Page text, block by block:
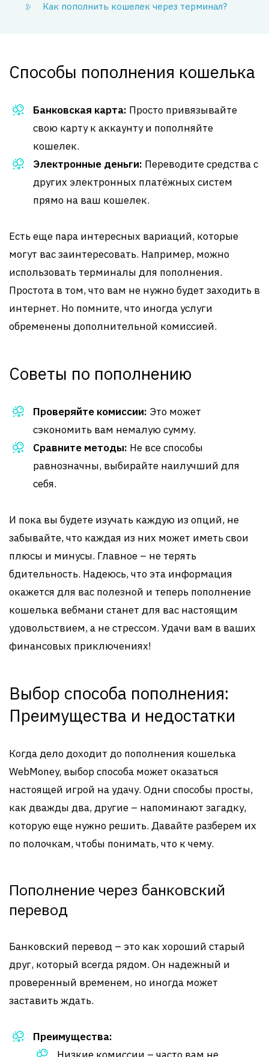
Как пополнить кошелек через терминал?
Способы пополнения кошелька
Банковская карта: Просто привязывайте
свою карту к аккаунту и пополняйте
кошелек.
Электронные деньги: Переводите средства с
других электронных платёжных систем
прямо на ваш кошелек.
Есть еще пара интересных вариаций, которые
могут вас заинтересовать. Например, можно
использовать терминалы для пополнения.
Простота в том, что вам не нужно будет заходить в
интернет. Но помните, что иногда услуги
обременены дополнительной комиссией.
Советы по пополнению
Проверяйте комиссии: Это может
сэкономить вам немалую сумму.
Сравните методы: Не все способы
равнозначны, выбирайте наилучший для
себя.
И пока вы будете изучать каждую из опций, не
забывайте, что каждая из них может иметь свои
плюсы и минусы. Главное – не терять
бдительность. Надеюсь, что эта информация
окажется для вас полезной и теперь пополнение
кошелька вебмани станет для вас настоящим
удовольствием, а не стрессом. Удачи вам в ваших
финансовых приключениях!
Выбор способа пополнения:
Преимущества и недостатки
Когда дело доходит до пополнения кошелька
WebMoney, выбор способа может оказаться
настоящей игрой на удачу. Одни способы просты,
как дважды два, другие – напоминают загадку,
которую еще нужно решить. Давайте разберем их
по полочкам, чтобы понимать, что к чему.
Пополнение через банковский
перевод
Банковский перевод – это как хороший старый
друг, который всегда рядом. Он надежный и
проверенный временем, но иногда может
заставить ждать.
Преимущества: